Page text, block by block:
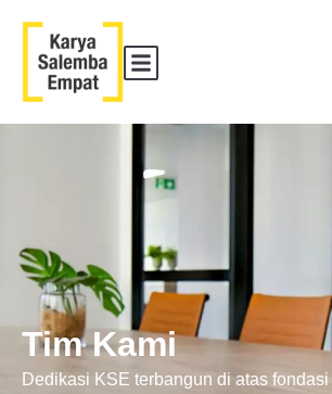
Tim Kami
Dedikasi KSE terbangun di atas fondasi